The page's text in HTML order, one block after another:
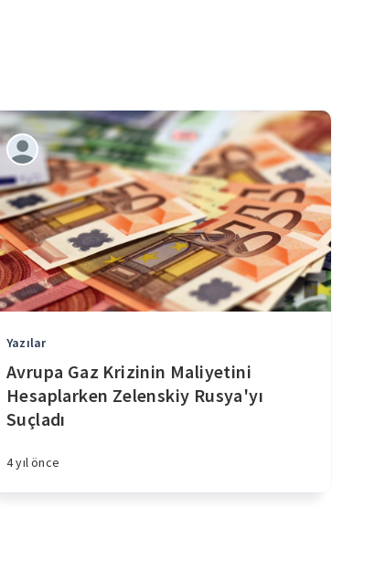
Yazılar
Avrupa Gaz Krizinin Maliyetini
Hesaplarken Zelenskiy Rusya'yı
Suçladı
4 yıl önce